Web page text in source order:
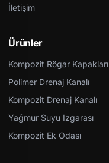
İletişim
Ürünler
Kompozit Rögar Kapakları
Polimer Drenaj Kanalı
Kompozit Drenaj Kanalı
Yağmur Suyu Izgarası
Kompozit Ek Odası